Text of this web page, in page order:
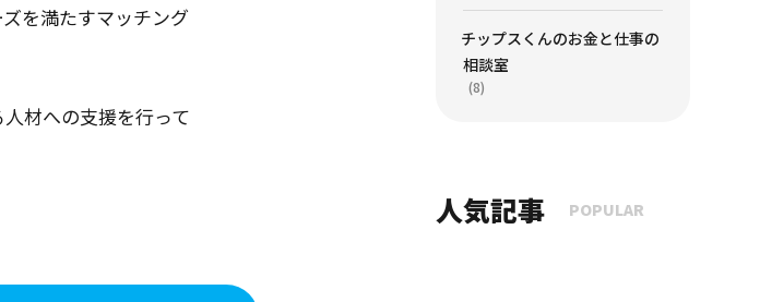
を満たすマッチング
材への支援を行って
チップスくんのお金と仕事の
相談室
(8)
人気記事 POPULAR